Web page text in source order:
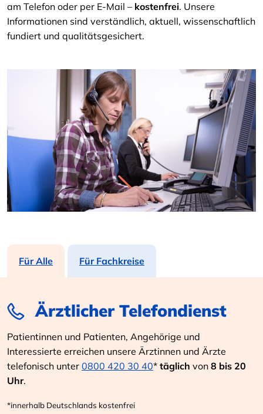
am Telefon oder per E-Mail – kostenfrei. Unsere
Informationen sind verständlich, aktuell, wissenschaftlich
fundiert und qualitätsgesichert.
Für Alle Für Fachkreise
Ärztlicher Telefondienst
Patientinnen und Patienten, Angehörige und
Interessierte erreichen unsere Ärztinnen und Ärzte
telefonisch unter 0800 420 30 40* täglich von 8 bis 20
Uhr.
*innerhalb Deutschlands kostenfrei